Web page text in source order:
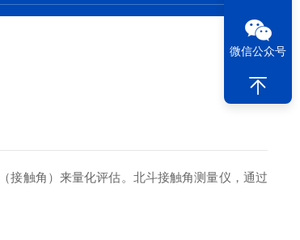
接触角）来量化评估。北斗接触角测量仪，通过
微信公众号